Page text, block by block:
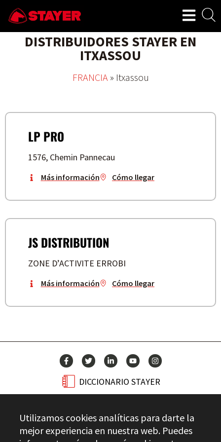
DISTRIBUIDORES STAYER EN
ITXASSOU
FRANCIA» Itxassou
LP PRO
1576, Chemin Pannecau
Más información Cómo llegar
JS DISTRIBUTION
ZONE D’ACTIVITE ERROBI
Más información Cómo llegar
DICCIONARIO STAYER
CONTACTO
Utilizamos cookies analíticas para darte la
mejor experiencia en nuestra web. Puedes